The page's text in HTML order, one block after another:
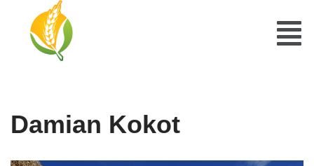
Damian Kokot